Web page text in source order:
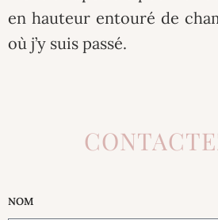
en hauteur entouré de
où j’y suis passé.
NOM